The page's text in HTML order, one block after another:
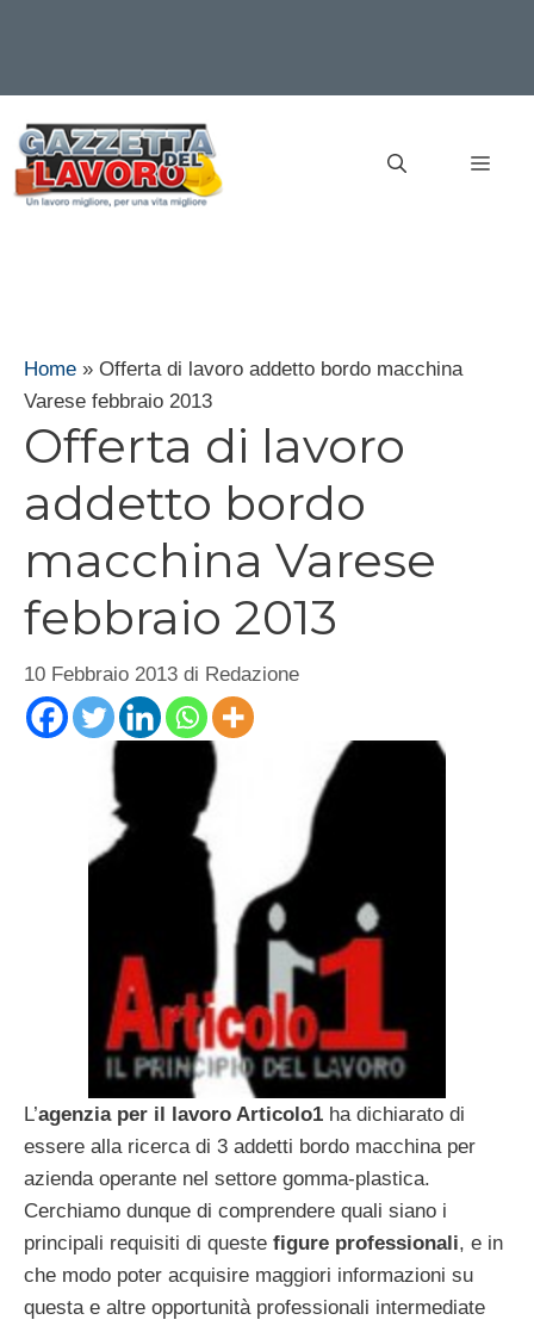
contenuto
Home » Offerta di lavoro addetto bordo macchina
Varese febbraio 2013
Offerta di lavoro
addetto bordo
macchina Varese
febbraio 2013
10 Febbraio 2013 di Redazione
L’agenzia per il lavoro Articolo1 ha dichiarato di
essere alla ricerca di 3 addetti bordo macchina per
azienda operante nel settore gomma-plastica.
Cerchiamo dunque di comprendere quali siano i
principali requisiti di queste figure professionali, e in
che modo poter acquisire maggiori informazioni su
questa e altre opportunità professionali intermediate